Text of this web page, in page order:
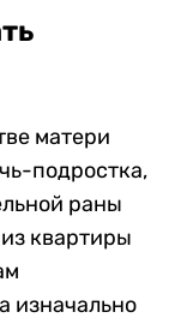
матери
подростка,
раны
квартиры
изначально